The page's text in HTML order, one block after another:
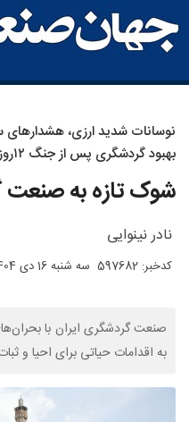
نوسانات شدید ارزی،
بهبود گردشگری پس از جنگ ۱۲روزه را متوقف کرد:
شوک تازه به ‌صنعت
نادر نینوایی
کدخبر: 597682 سه شنبه 16 دی 1404
صنعت گردشگری ایران با
به اقدامات حیاتی برای احیا و